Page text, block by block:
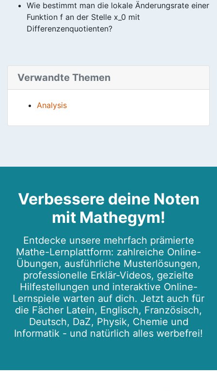
Wie bestimmt man die lokale Änderungsrate einer
Funktion f an der Stelle x_0 mit
Differenzenquotienten?
Verwandte Themen
Analysis
Verbessere deine Noten
mit Mathegym!
Entdecke unsere mehrfach prämierte
Mathe-Lernplattform: zahlreiche Online-
Übungen, ausführliche Musterlösungen,
professionelle Erklär-Videos, gezielte
Hilfestellungen und interaktive Online-
Lernspiele warten auf dich. Jetzt auch für
die Fächer Latein, Englisch, Französisch,
Deutsch, DaZ, Physik, Chemie und
Informatik - und natürlich alles werbefrei!